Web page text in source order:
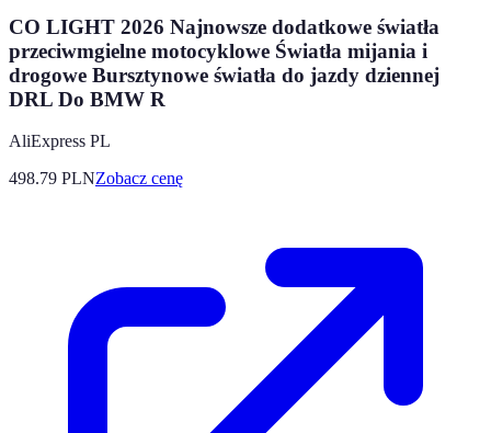
CO LIGHT 2026 Najnowsze dodatkowe światła
przeciwmgielne motocyklowe Światła mijania i
drogowe Bursztynowe światła do jazdy dziennej
DRL Do BMW R
AliExpress PL
498.79 PLNZobacz cenę